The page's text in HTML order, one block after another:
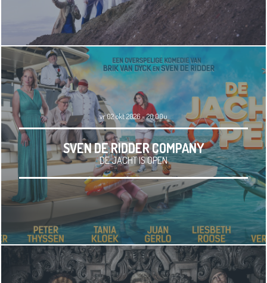
vr 02 okt 2026 - 20.00u
SVEN DE RIDDER COMPANY
DE JACHT IS OPEN